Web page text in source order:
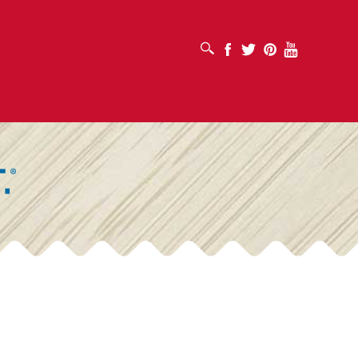
ABRIR CUADRO DE BÚSQUEDA
Facebook
Twitter PinterestYoutube